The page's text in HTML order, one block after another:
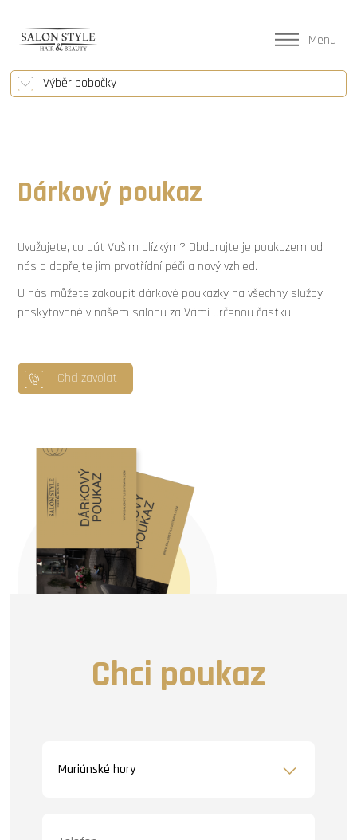
Menu
Výběr pobočky
Dárkový poukaz
Uvažujete, co dát Vašim blízkým? Obdarujte je poukazem od
nás a dopřejte jim prvotřídní péči a nový vzhled.
U nás můžete zakoupit dárkové poukázky na všechny služby
poskytované v našem salonu za Vámi určenou částku.
Chci zavolat
Chci poukaz